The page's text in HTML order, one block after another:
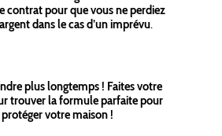
contrat pour que vous ne perdiez
dans le cas d’un imprévu.
plus longtemps ! Faites votre
trouver la formule parfaite pour
votre maison !